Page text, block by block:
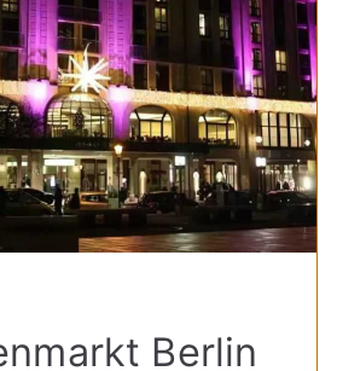
Berlin